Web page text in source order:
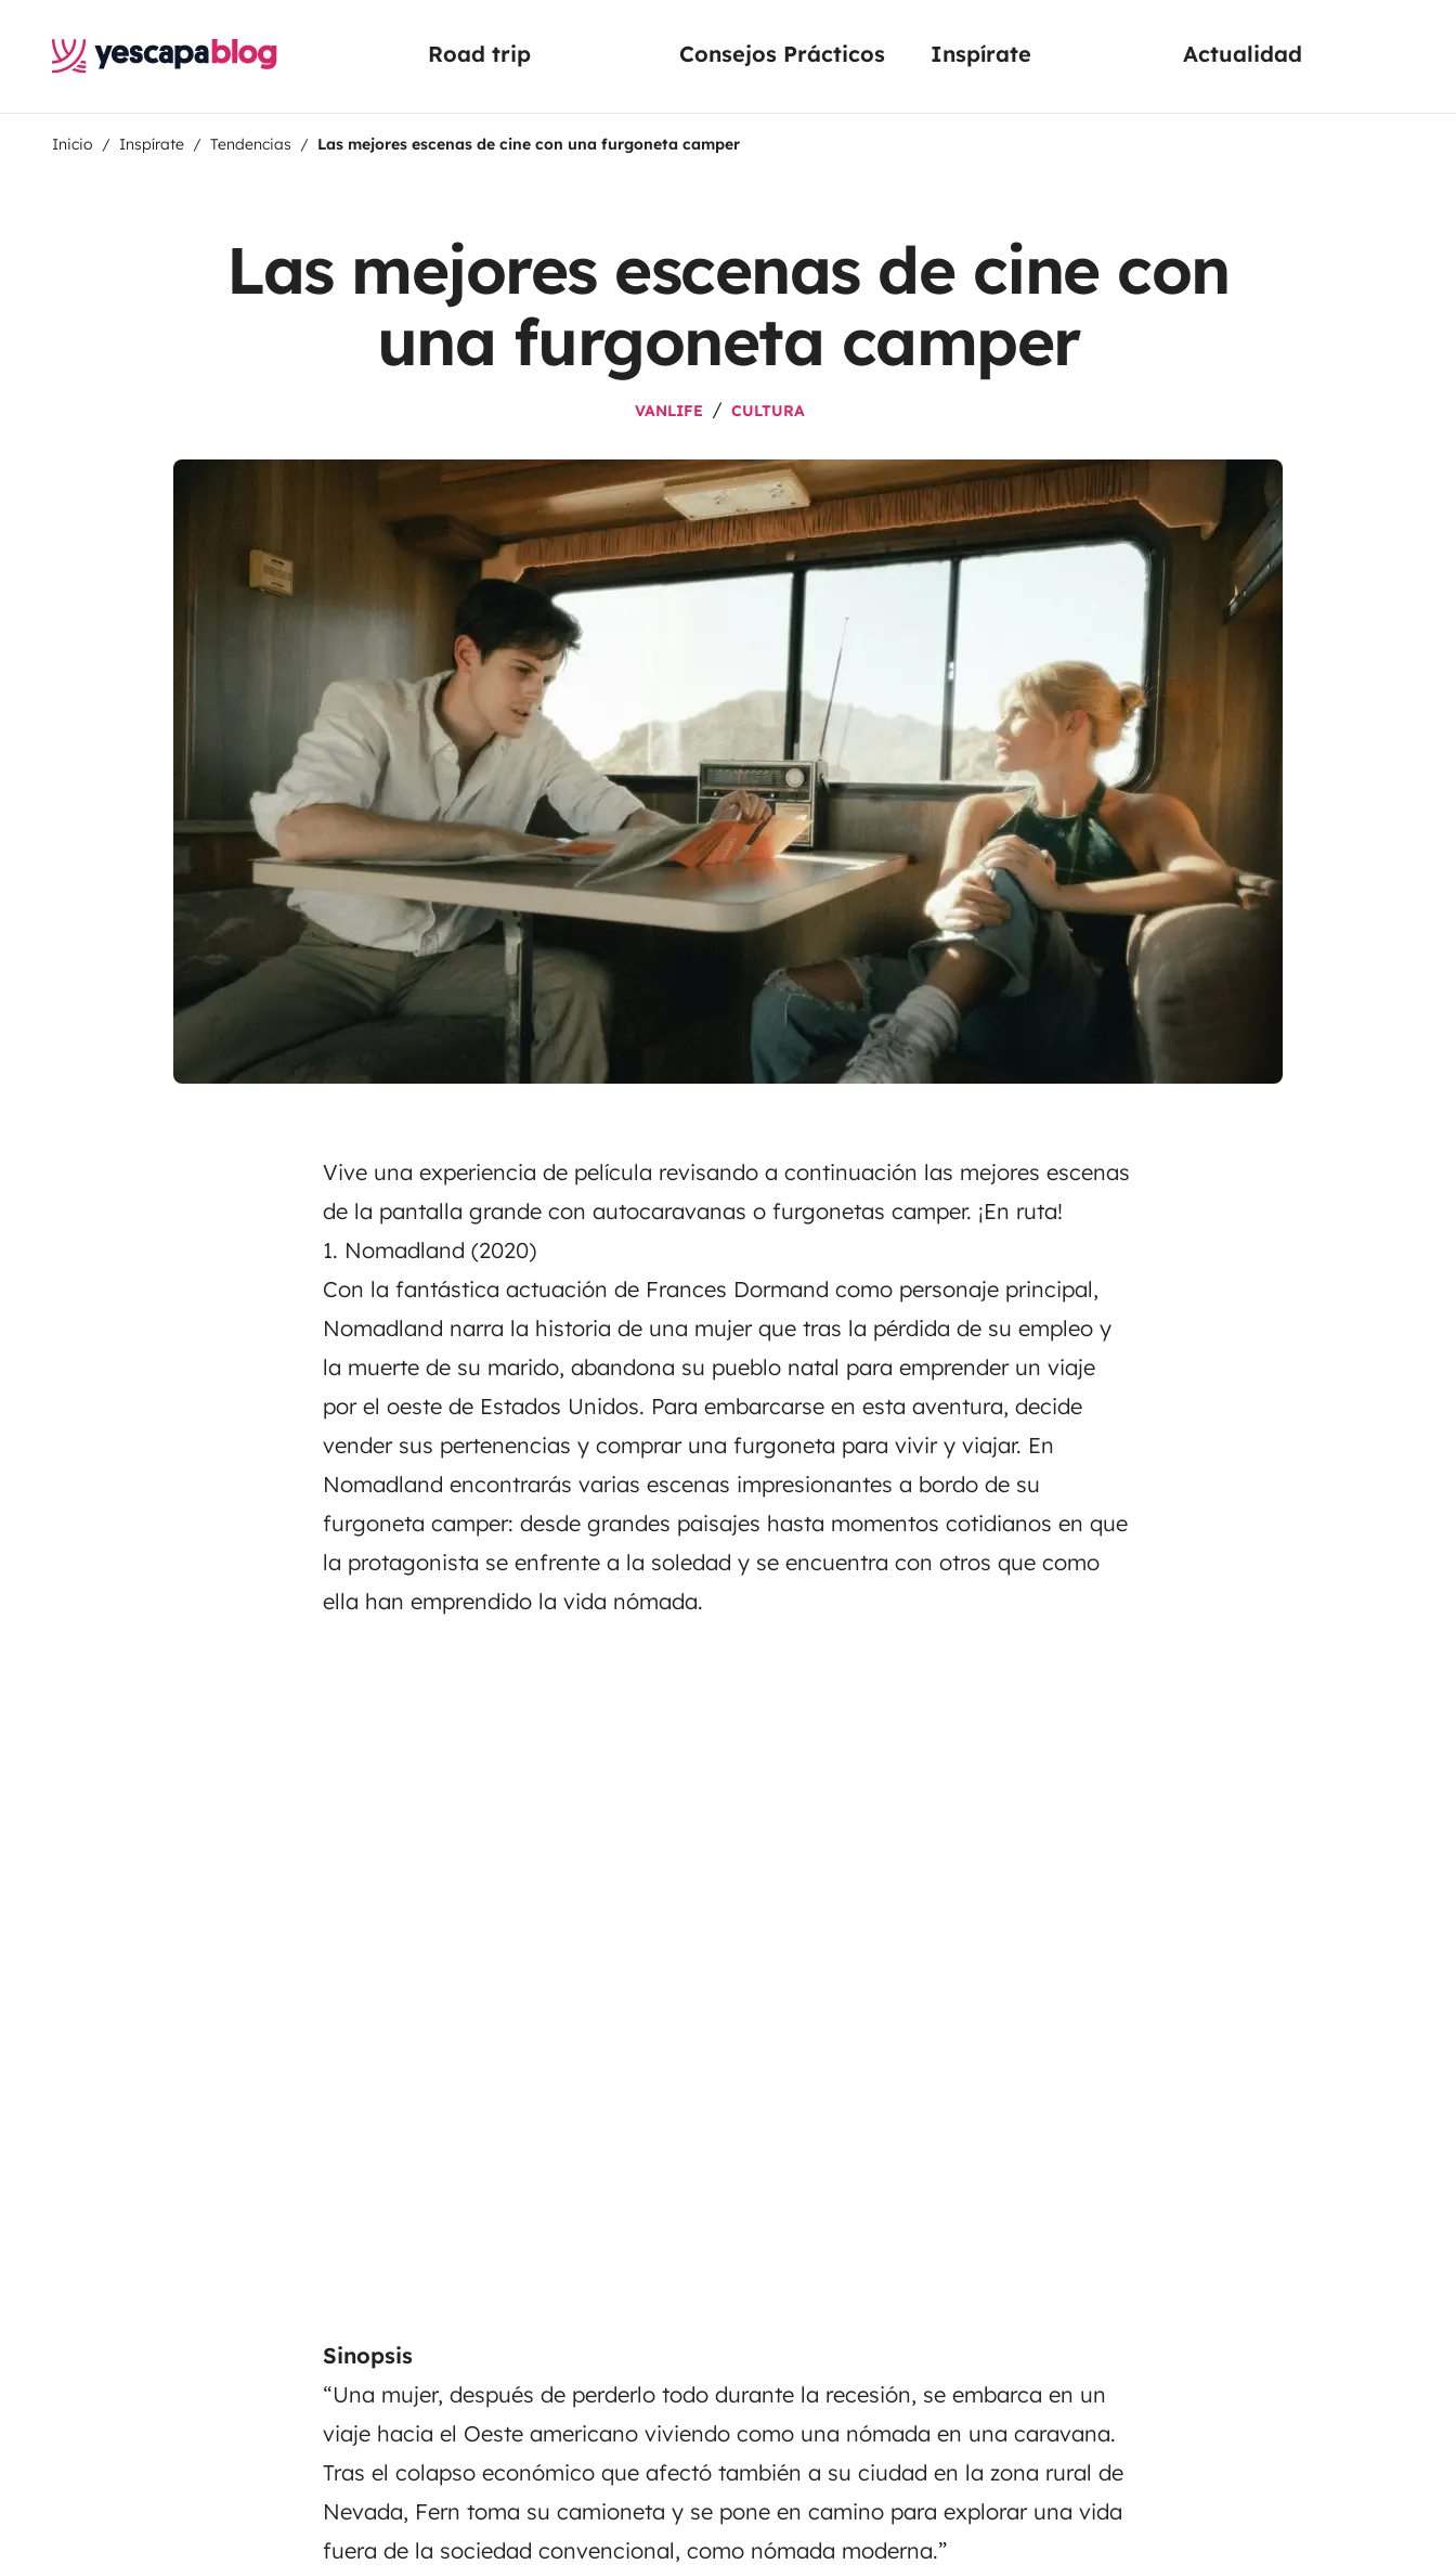
Road trip Consejos Prácticos Inspírate Actualidad
Inicio Inspírate Tendencias Las mejores escenas de cine con una furgoneta camper
Las mejores escenas de cine con
una furgoneta camper
VANLIFE CULTURA
Vive una experiencia de película revisando a continuación las mejores escenas
de la pantalla grande con autocaravanas o furgonetas camper. ¡En ruta!
1. Nomadland (2020)
Con la fantástica actuación de Frances Dormand como personaje principal,
Nomadland narra la historia de una mujer que tras la pérdida de su empleo y
la muerte de su marido, abandona su pueblo natal para emprender un viaje
por el oeste de Estados Unidos. Para embarcarse en esta aventura, decide
vender sus pertenencias y comprar una furgoneta para vivir y viajar. En
Nomadland encontrarás varias escenas impresionantes a bordo de su
furgoneta camper: desde grandes paisajes hasta momentos cotidianos en que
la protagonista se enfrente a la soledad y se encuentra con otros que como
ella han emprendido la vida nómada.
Sinopsis
“Una mujer, después de perderlo todo durante la recesión, se embarca en un
viaje hacia el Oeste americano viviendo como una nómada en una caravana.
Tras el colapso económico que afectó también a su ciudad en la zona rural de
Nevada, Fern toma su camioneta y se pone en camino para explorar una vida
fuera de la sociedad convencional, como nómada moderna.”